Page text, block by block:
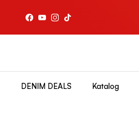
Facebook
YouTubeInstagram
TikTok
DENIM DEALS Katalog